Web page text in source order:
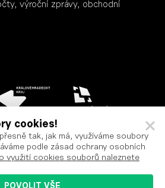
výroční zprávy, obchodní
osobních údajů
o přístupnosti
cookies!
tak, jak má, využíváme soubory
podle zásad ochrany osobních
využití cookies souborů naleznete